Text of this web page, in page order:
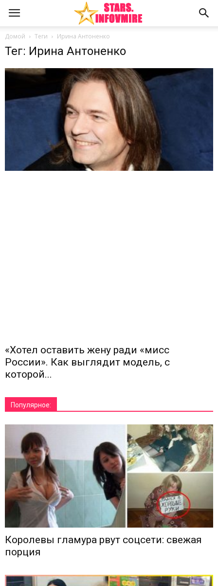
Домой Теги Ирина Антоненко
Тег: Ирина Антоненко
«Хотел оставить жену ради «мисс
России». Как выглядит модель, с
которой...
Популярное:
Королевы гламура рвут соцсети: свежая
порция